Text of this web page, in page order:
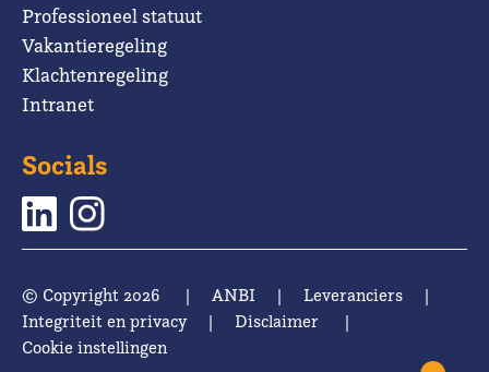
Professioneel statuut
Vakantieregeling
Klachtenregeling
Intranet
Socials
© Copyright 2026 | ANBI | Leveranciers
|
Integriteit en privacy
| Disclaimer
|
Cookie instellingen